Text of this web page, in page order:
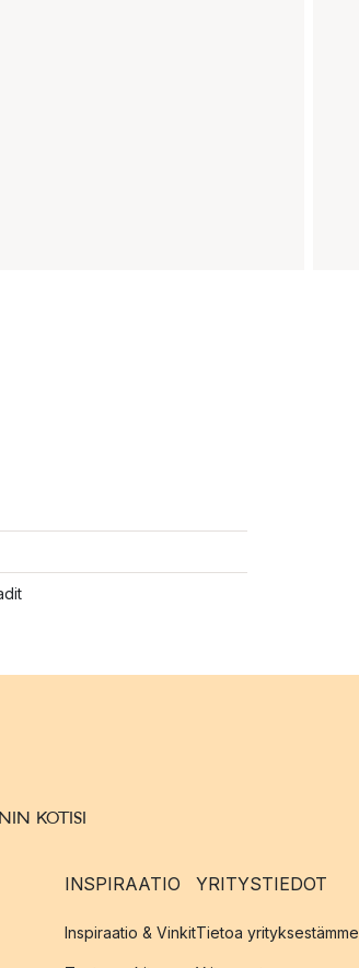
KOTISI
INSPIRAATIO
Inspiraatio & Vinkit
YRITYSTIEDOT
Tietoa yrityksestämme